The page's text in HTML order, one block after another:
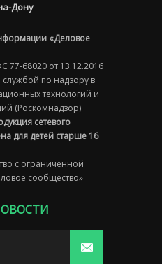
Дону
«Деловое
77-68020 от 13.12.2016
по надзору в
технологий и
(Роскомнадзор)
сетевого
для детей старше 16
с ограниченной
сообщество»